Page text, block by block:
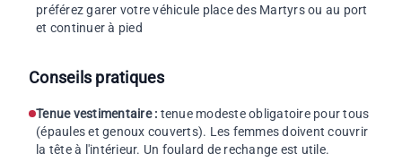
préférez garer votre véhicule place des Martyrs ou au port
et continuer à pied
Conseils pratiques
Tenue vestimentaire : tenue modeste obligatoire pour tous
(épaules et genoux couverts). Les femmes doivent couvrir
la tête à l'intérieur. Un foulard de rechange est utile.